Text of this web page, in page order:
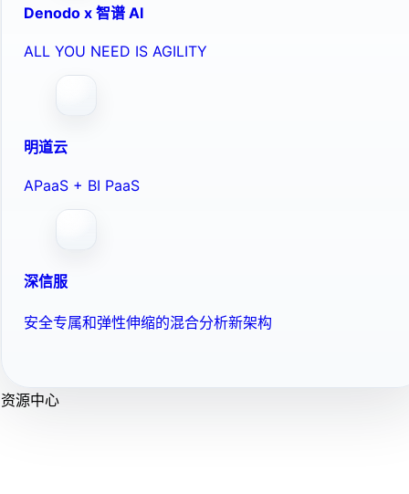
Denodo x 智谱 AI
ALL YOU NEED IS AGILITY
明道云
APaaS + BI PaaS
深信服
安全专属和弹性伸缩的混合分析新架构
资源中心